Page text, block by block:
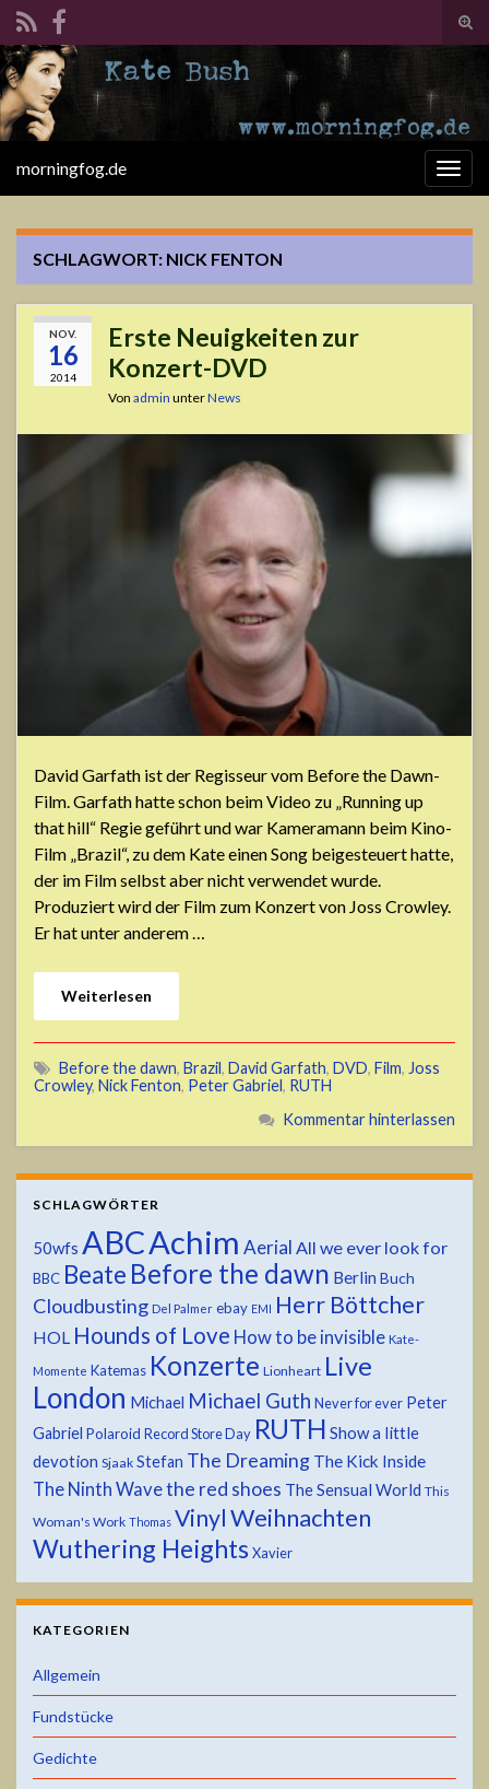
Search for:
morningfog.de
SCHLAGWORT: NICK FENTON
NOV.
16
2014
Erste Neuigkeiten zur
Konzert-DVD
Von admin unterNews
David Garfath ist der Regisseur vom Before the Dawn-
Film. Garfath hatte schon beim Video zu „Running up
that hill“ Regie geführt und war Kameramann beim Kino-
Film „Brazil“, zu dem Kate einen Song beigesteuert hatte,
der im Film selbst aber nicht verwendet wurde.
Produziert wird der Film zum Konzert von Joss Crowley.
Er hat unter anderem …
Weiterlesen
Before the dawn, Brazil, David Garfath, DVD, Film, Joss
Crowley, Nick Fenton, Peter Gabriel, RUTH
Kommentar hinterlassen
SCHLAGWÖRTER
50wfs ABCAchim Aerial All we ever look for
BBC Beate Before the dawn Berlin Buch
Cloudbusting Del Palmer ebay EMI Herr Böttcher
HOL Hounds of Love How to be invisible Kate-
Momente Katemas Konzerte Lionheart Live
London Michael Michael Guth Never for ever Peter
Gabriel Polaroid Record Store Day RUTH Show a little
devotion Sjaak Stefan The Dreaming The Kick Inside
The Ninth Wavethe red shoes The Sensual World This
Woman's Work Thomas VinylWeihnachten
Wuthering Heights Xavier
KATEGORIEN
Allgemein
Fundstücke
Gedichte